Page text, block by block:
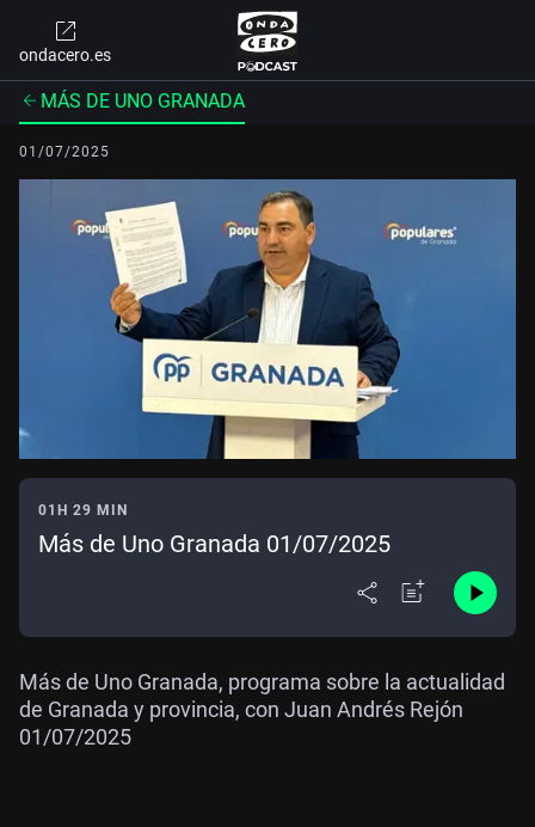
ondacero.es
MÁS DE UNO GRANADA
01/07/2025
01H 29 MIN
Más de Uno Granada 01/07/2025
Más de Uno Granada, programa sobre la actualidad
de Granada y provincia, con Juan Andrés Rejón
01/07/2025